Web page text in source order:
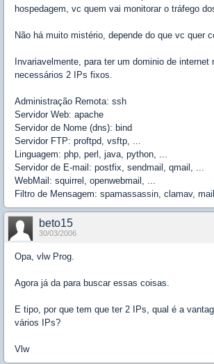
hospedagem, vc quem vai monitorar o tráfego
Não há muito mistério, depende do que vc quer
Invariavelmente, para ter um dominio de internet
necessários 2 IPs fixos.
Administração Remota: ssh
Servidor Web: apache
Servidor de Nome (dns): bind
Servidor FTP: proftpd, vsftp, ...
Linguagem: php, perl, java, python, ...
Servidor de E-mail: postfix, sendmail, qmail, ...
WebMail: squirrel, openwebmail, ...
Filtro de Mensagem: spamassassin, clamav,
beto15
30/03/2006
Opa, vlw Prog.
Agora já da para buscar essas coisas.
E tipo, por que tem que ter 2 IPs, qual é a
vários IPs?
Vlw